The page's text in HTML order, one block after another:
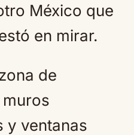
México que
en mirar.
de
y ventanas